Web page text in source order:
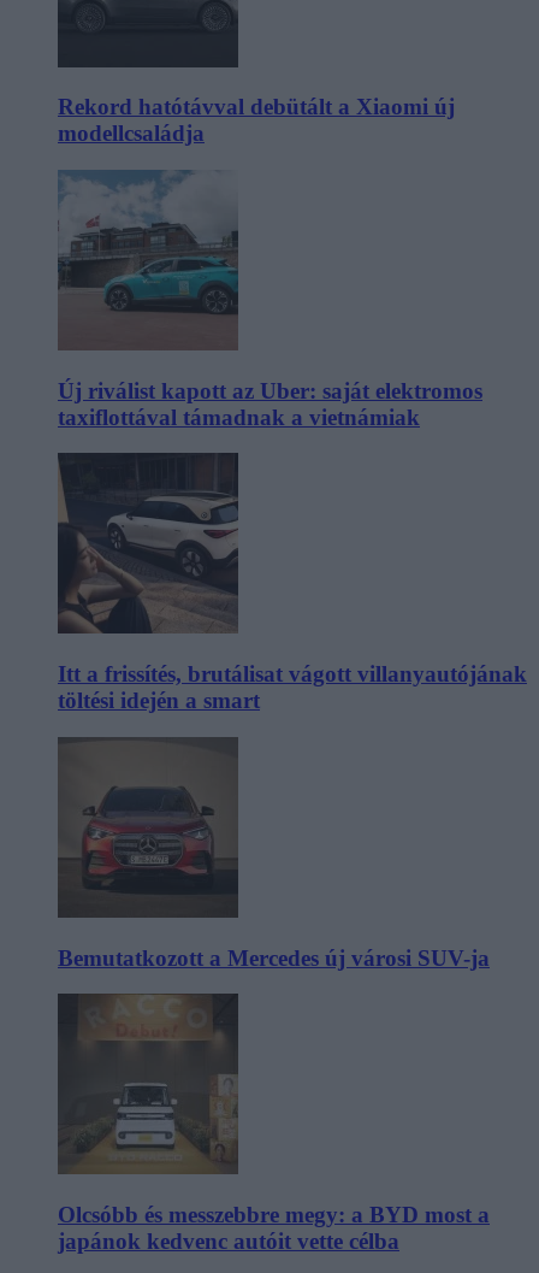
Rekord hatótávval debütált a Xiaomi új
modellcsaládja
Új riválist kapott az Uber: saját elektromos
taxiflottával támadnak a vietnámiak
Itt a frissítés, brutálisat vágott villanyautójának
töltési idején a smart
Bemutatkozott a Mercedes új városi SUV-ja
Olcsóbb és messzebbre megy: a BYD most a
japánok kedvenc autóit vette célba